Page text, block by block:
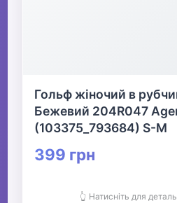
Гольф жіночий в
Бежевий 204R047
(103375_793684) S-M
399 грн
👆 Натисніть для